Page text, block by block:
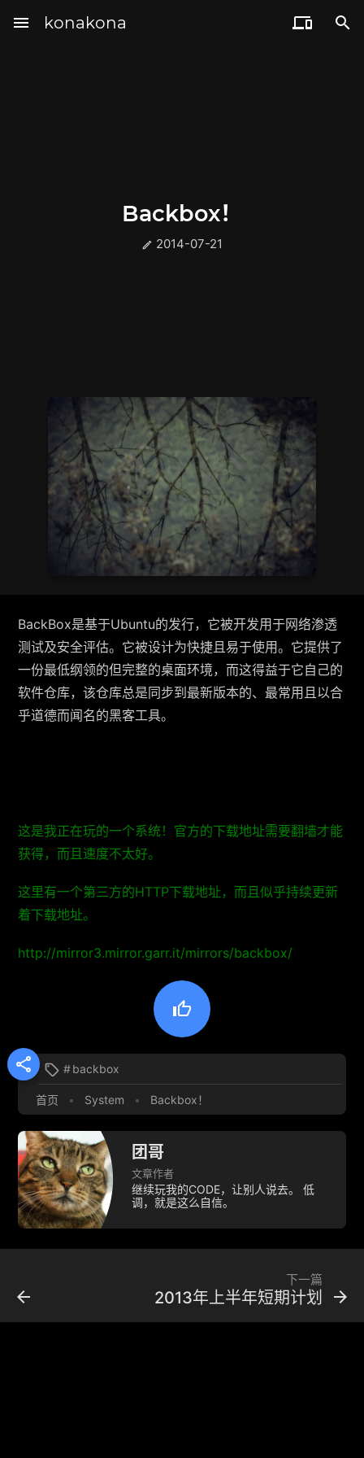
menu konakona  
Backbox！
 2014-07-21
BackBox是基于Ubuntu的发行，它被开发用于网络渗透
测试及安全评估。它被设计为快捷且易于使用。它提供了
一份最低纲领的但完整的桌面环境，而这得益于它自己的
软件仓库，该仓库总是同步到最新版本的、最常用且以合
乎道德而闻名的黑客工具。
这是我正在玩的一个系统！官方的下载地址需要翻墙才能
获得，而且速度不太好。
这里有一个第三方的HTTP下载地址，而且似乎持续更新
着下载地址。
http://mirror3.mirror.garr.it/mirrors/backbox/

  #backbox
首页 • System • Backbox！
团哥
文章作者
继续玩我的CODE，让别人说去。 低
调，就是这么自信。
arrow_back arrow_forward
下一篇
2013年上半年短期计划